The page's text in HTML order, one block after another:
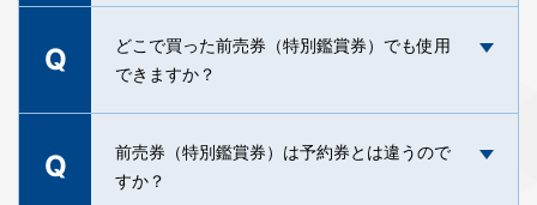
nimoca、Kitaca（※PiTaPaはご利用いただけませ
ん）
払い、メルペイ、楽天ペイ、ゆうちょPay（銀行
Pay）
A
券（特別鑑賞券）の払い戻しも致しかねます。
A 電話でのご予約は承っておりません。
Q
どこで買った前売券（特別鑑賞券）でも使用
できますか？
全国共通特別鑑賞券及び、当劇場の館名が入った
前売券（特別鑑賞券）はご使用頂けます。チケッ
Q
前売券（特別鑑賞券）は予約券とは違うので
すか？